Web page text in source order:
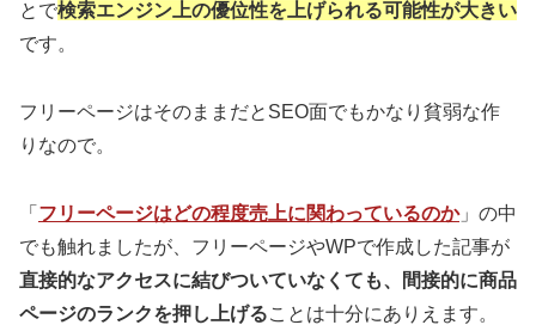
とで検索エンジン上の優位性を上げられる可能性が大きい
です。
フリーページはそのままだとSEO面でもかなり貧弱な作
りなので。
「 フリーページはどの程度売上に関わっているのか」の中
でも触れましたが、フリーページやWPで作成した記事が
直接的なアクセスに結びついていなくても、間接的に商品
ページのランクを押し上げることは十分にありえます。